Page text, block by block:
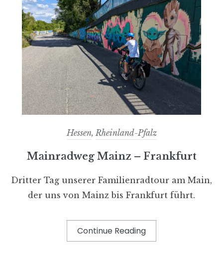
Hessen, Rheinland-Pfalz
Mainradweg Mainz – Frankfurt
Dritter Tag unserer Familienradtour am Main,
der uns von Mainz bis Frankfurt führt.
Continue Reading